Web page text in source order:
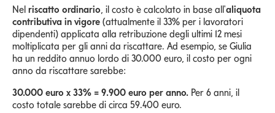
Nel riscatto ordinario , il costo è calcolato in base all'aliquota
contributiva in vigore (attualmente il 33% per i lavoratori
dipendenti) applicata alla retribuzione degli ultimi 12 mesi
moltiplicata per gli anni da riscattare. Ad esempio, se Giulia
ha un reddito annuo lordo di 30.000 euro, il costo per ogni
anno da riscattare sarebbe:
30.000 euro x 33% = 9.900 euro per anno. Per 6 anni, il
costo totale sarebbe di circa 59.400 euro.